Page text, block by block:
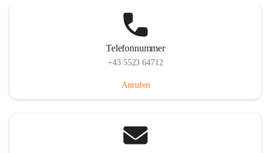
Telefonnummer
+43 5523 64712
Anrufen